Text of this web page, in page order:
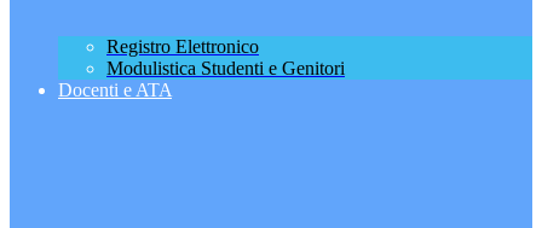
Registro Elettronico
Modulistica Studenti e Genitori
Docenti e ATA